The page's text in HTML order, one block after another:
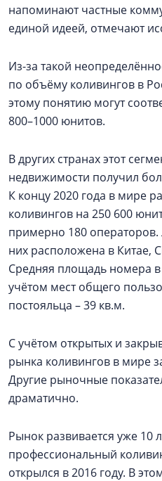
напоминают частные
единой идеей, отмечают
Из-за такой
по объёму коливингов в
этому понятию могут
800–1000 юнитов.
В других странах этот
недвижимости получил
К концу 2020 года в мире
коливингов на 250 600
примерно 180 операторов.
них расположена в Китае,
Средняя площадь номера в
учётом мест общего
постояльца – 39 кв.м.
С учётом открытых и
рынка коливингов в мире
Другие рыночные
драматично.
Рынок развивается уже 10
профессиональный
открылся в 2016 году. В